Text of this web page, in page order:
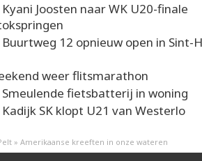
Kyani Joosten naar WK U20-finale
Buurtweg 12 opnieuw open in Sint-
weer flitsmarathon
Smeulende fietsbatterij in woning
Kadijk SK klopt U21 van Westerlo
» Amerikaanse kreeften in onze wateren